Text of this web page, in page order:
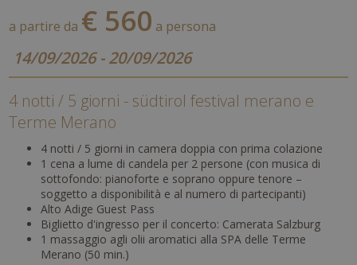
a partire da € 560 a persona
14/09/2026 - 20/09/2026
4 notti / 5 giorni - südtirol festival merano e
Terme Merano
4 notti / 5 giorni in camera doppia con prima colazione
1 cena a lume di candela per 2 persone (con musica di
sottofondo: pianoforte e soprano oppure tenore –
soggetto a disponibilità e al numero di partecipanti)
Alto Adige Guest Pass
Biglietto d'ingresso per il concerto: Camerata Salzburg
1 massaggio agli olii aromatici alla SPA delle Terme
Merano (50 min.)